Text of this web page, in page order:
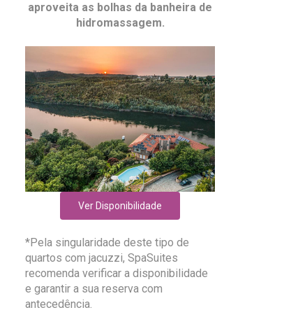
aproveita as bolhas da banheira de
hidromassagem.
Ver Disponibilidade
*Pela singularidade deste tipo de
quartos com jacuzzi, SpaSuites
recomenda verificar a disponibilidade
e garantir a sua reserva com
antecedência.